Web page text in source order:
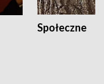
Społeczne